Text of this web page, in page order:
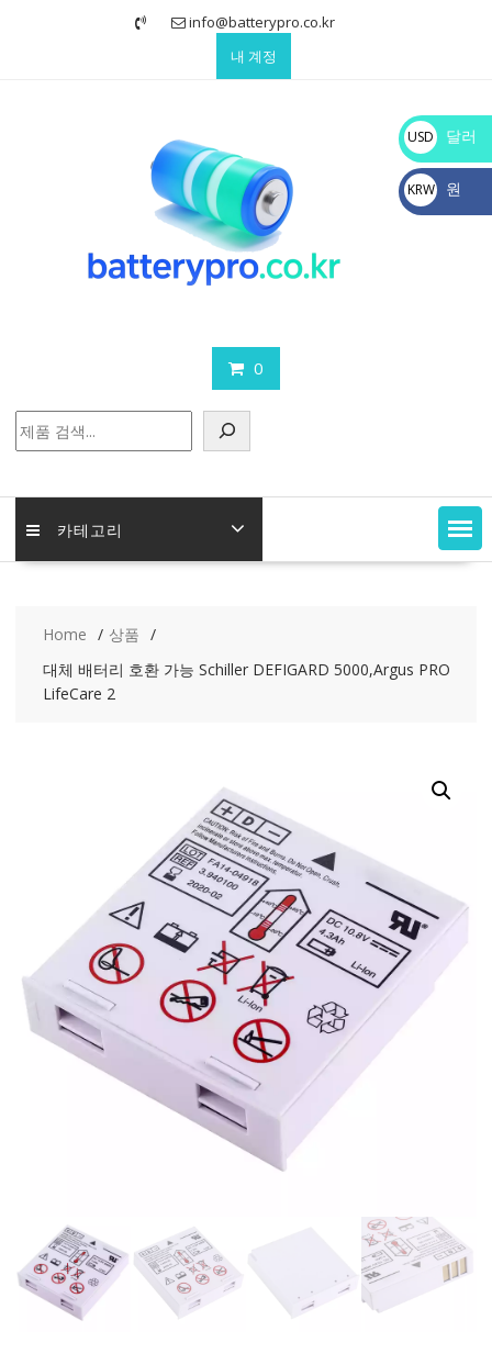
info@batterypro.co.kr
내 계정
0
색
카테고리
Home
상품
대체 배터리 호환 가능 Schiller DEFIGARD 5000,Argus PRO
LifeCare 2
USD
$
달러
KRW
₩
원